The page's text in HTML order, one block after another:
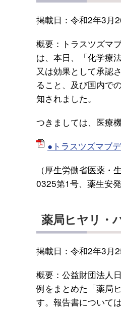
掲載日：令和2年3月
概要：トラスツズマ
は、本日、「化学療
又は効果として承認
ること、及び国内で
知されました。
つきましては、医療
●トラスツズマブ
（厚生労働省医薬
0325第1号、薬生安
薬局ヒヤリ・
掲載日：令和2年3月
概要：公益財団法人
例をまとめた「薬局
す。報告書について